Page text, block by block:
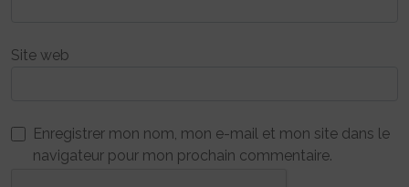
Site web
Enregistrer mon nom, mon e-mail et mon site dans le
navigateur pour mon prochain commentaire.